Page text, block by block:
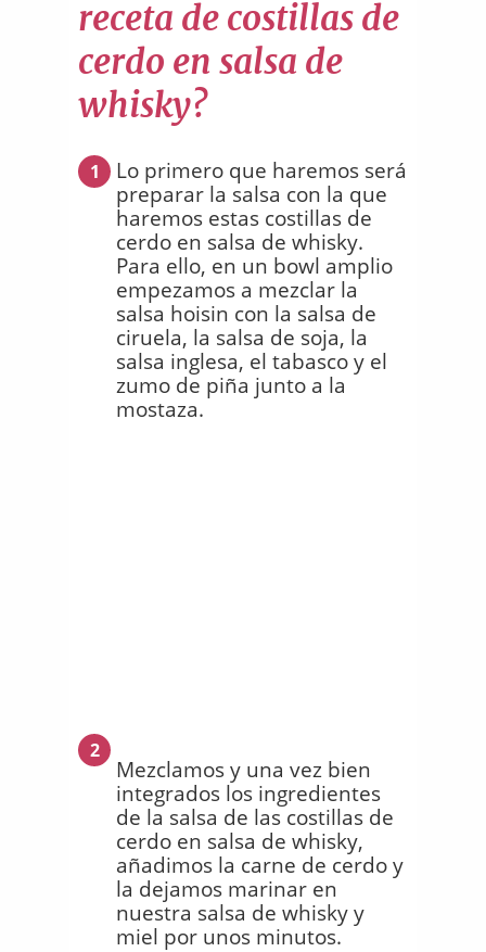
receta de costillas de
cerdo en salsa de
whisky?
1
Lo primero que haremos será
preparar la salsa con la que
haremos estas costillas de
cerdo en salsa de whisky.
Para ello, en un bowl amplio
empezamos a mezclar la
salsa hoisin con la salsa de
ciruela, la salsa de soja, la
salsa inglesa, el tabasco y el
zumo de piña junto a la
mostaza.
2
Mezclamos y una vez bien
integrados los ingredientes
de la salsa de las costillas de
cerdo en salsa de whisky,
añadimos la carne de cerdo y
la dejamos marinar en
nuestra salsa de whisky y
miel por unos minutos.